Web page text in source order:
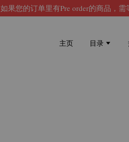
如果您的订单里有Pre order的商品，需
主页 目录